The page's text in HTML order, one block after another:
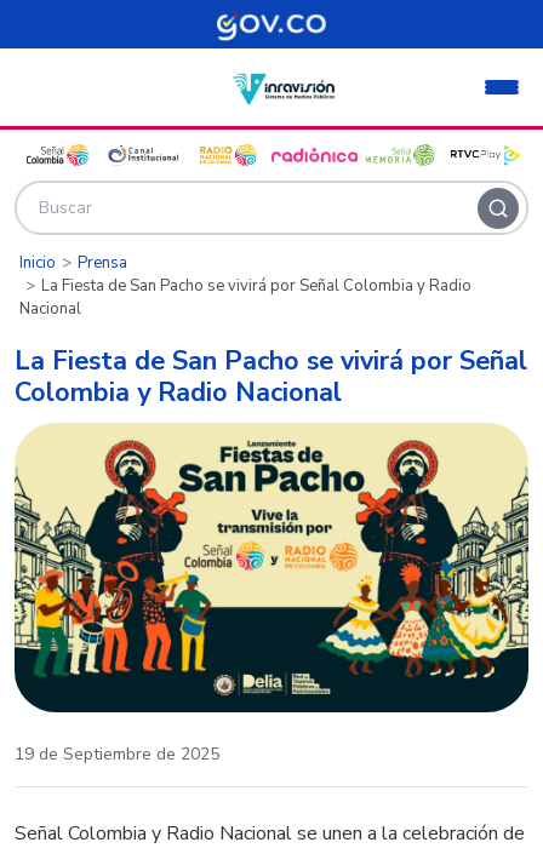
Pasar al contenido principal
Inicio
Prensa
La Fiesta de San Pacho se vivirá por Señal Colombia y Radio
Nacional
La Fiesta de San Pacho se vivirá por Señal
Colombia y Radio Nacional
19 de Septiembre de 2025
Señal Colombia y Radio Nacional se unen a la celebración de